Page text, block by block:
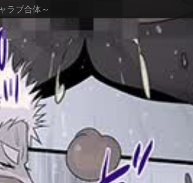
ラブ合体～